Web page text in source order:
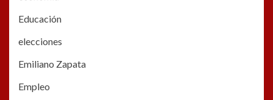
Educación
elecciones
Emiliano Zapata
Empleo